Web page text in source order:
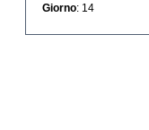
Giorno : 14